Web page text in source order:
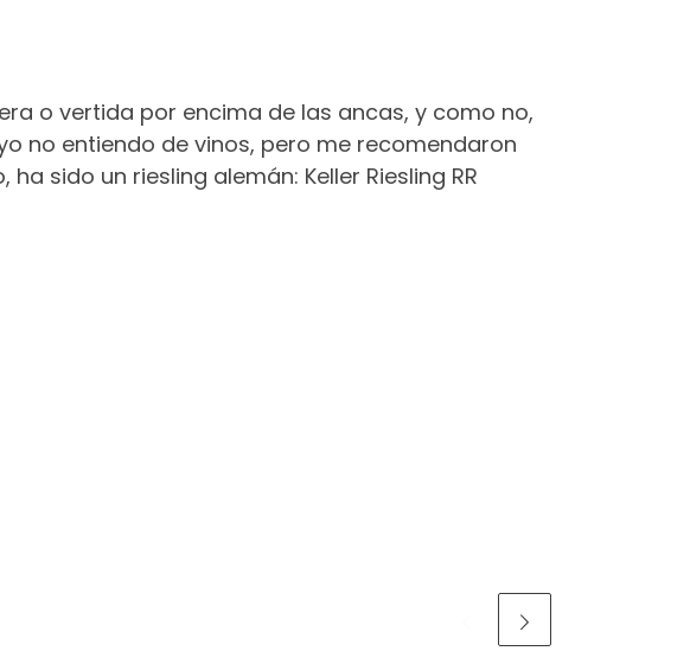
o vertida por encima de las ancas, y como no,
no entiendo de vinos, pero me recomendaron
sido un riesling alemán: Keller Riesling RR